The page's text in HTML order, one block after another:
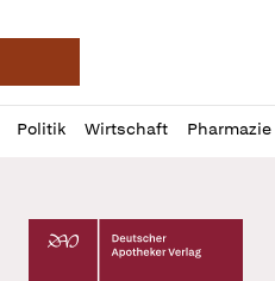
Deutsche
Politik Wirtschaft Pharmazie
Profil
öffnen
Daz
Pur
Deutscher Apotheker Verlag